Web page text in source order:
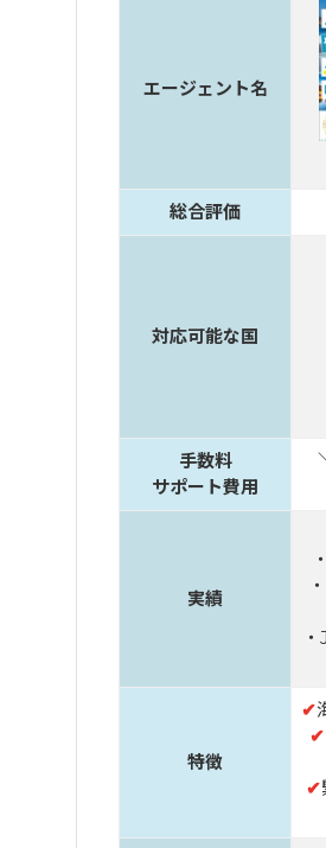
エージェント名
総合評価
対応可能な国
手数料
サポート費用
実績
特徴
✔
✔
✔